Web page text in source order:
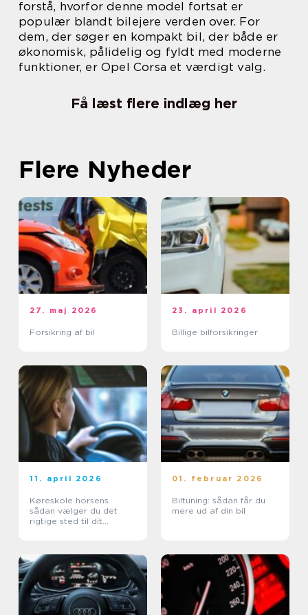
forstå, hvorfor denne model fortsat er
populær blandt bilejere verden over. For
dem, der søger en kompakt bil, der både er
økonomisk, pålidelig og fyldt med moderne
funktioner, er Opel Corsa et værdigt valg.
Få læst flere indlæg her
Flere Nyheder
27. maj 2026
Forsikring af bil
23. april 2026
Billige bilforsikringer
11. april 2026
Køreskole horsens
sådan vælger du det
rigtige sted til dit
01. februar 2026
Biltuning: sådan får du
mere ud af din bil